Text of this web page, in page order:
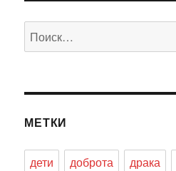
Искать:
МЕТКИ
дети доброта драка